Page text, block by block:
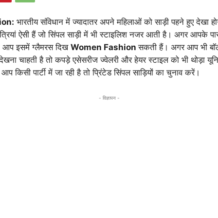
भारतीय संविधान में ज्यादातर अपने महिलाओं को साड़ी पहने हुए देखा
ऐसी हैं जो सिंपल साड़ी में भी स्टाइलिश नजर आती है। अगर आपके
आप इसमें ग्लैमरस दिख Women Fashionसकती हैं। अगर आप भी
चाहती है तो कपड़े एसेसरीज ज्वेलरी और हेयर स्टाइल को भी थोड़ा
किसी पार्टी में जा रही है तो प्रिंटेड सिंपल साड़ियों का चुनाव करें।
- विज्ञापन -